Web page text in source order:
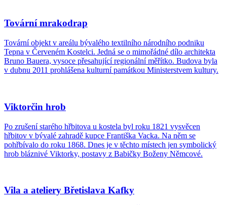
Tovární mrakodrap
Tovární objekt v areálu bývalého textilního národního podniku
Tepna v Červeném Kostelci. Jedná se o mimořádné dílo architekta
Bruno Bauera, vysoce přesahující regionální měřítko. Budova byla
v dubnu 2011 prohlášena kulturní památkou Ministerstvem kultury.
Viktorčin hrob
Po zrušení starého hřbitova u kostela byl roku 1821 vysvěcen
hřbitov v bývalé zahradě kupce Františka Vacka. Na něm se
pohřbívalo do roku 1868. Dnes je v těchto místech jen symbolický
hrob bláznivé Viktorky, postavy z Babičky Boženy Němcové.
Vila a ateliery Břetislava Kafky